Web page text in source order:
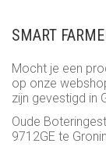
SMART
Mocht je een
op onze
zijn gevestigd in
Oude
9712GE te